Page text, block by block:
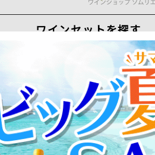
ワインセットを探す
今から注文で
最新の出荷スケジュー
九州への配送に遅れが生じて
ボルドーワイン ＞グラーヴ、ペサック・